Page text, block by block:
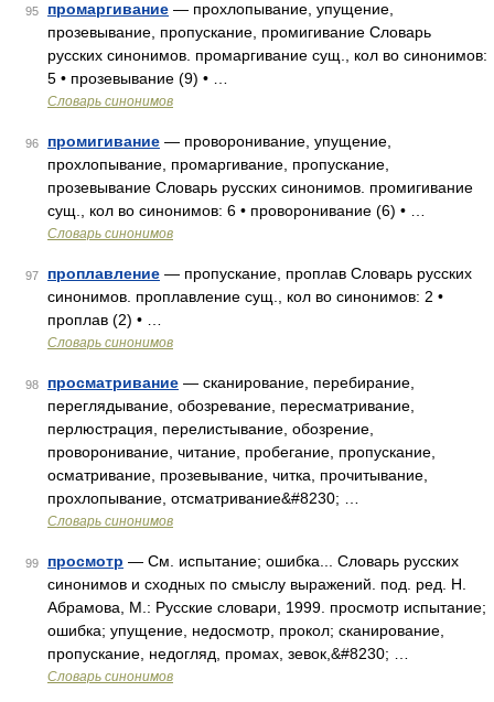
95 промаргивание — прохлопывание, упущение,
прозевывание, пропускание, промигивание Словарь
русских синонимов. промаргивание сущ., кол во синонимов:
5 • прозевывание (9) • …
Словарь синонимов
96 промигивание — проворонивание, упущение,
прохлопывание, промаргивание, пропускание,
прозевывание Словарь русских синонимов. промигивание
сущ., кол во синонимов: 6 • проворонивание (6) • …
Словарь синонимов
97 проплавление — пропускание, проплав Словарь русских
синонимов. проплавление сущ., кол во синонимов: 2 •
проплав (2) • …
Словарь синонимов
98 просматривание — сканирование, перебирание,
переглядывание, обозревание, пересматривание,
перлюстрация, перелистывание, обозрение,
проворонивание, читание, пробегание, пропускание,
осматривание, прозевывание, читка, прочитывание,
прохлопывание, отсматривание&#8230; …
Словарь синонимов
99 просмотр — См. испытание; ошибка... Словарь русских
синонимов и сходных по смыслу выражений. под. ред. Н.
Абрамова, М.: Русские словари, 1999. просмотр испытание;
ошибка; упущение, недосмотр, прокол; сканирование,
пропускание, недогляд, промах, зевок,&#8230; …
Словарь синонимов